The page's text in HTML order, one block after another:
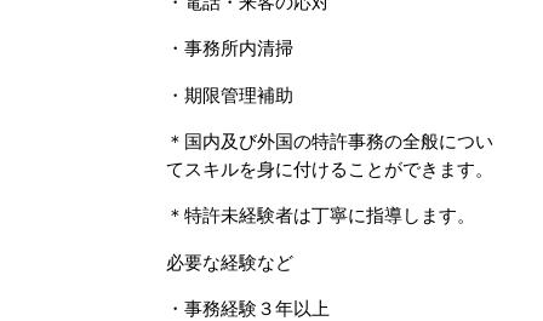
・事務所内清掃
・期限管理補助
＊国内及び外国の特許事務の全般につい
てスキルを身に付けることができます。
＊特許未経験者は丁寧に指導します。
必要な経験など
・事務経験３年以上